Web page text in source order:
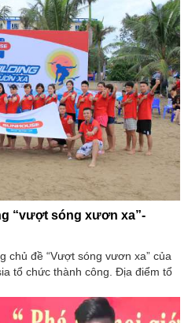
“vượt sóng xươn xa”-
chủ đề “Vượt sóng vươn xa” của
tổ chức thành công. Địa điểm tổ